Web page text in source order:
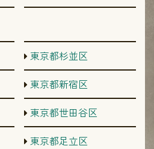
東京都杉並区
東京都新宿区
東京都世田谷区
東京都足立区